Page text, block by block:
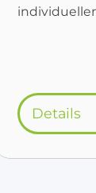
Details